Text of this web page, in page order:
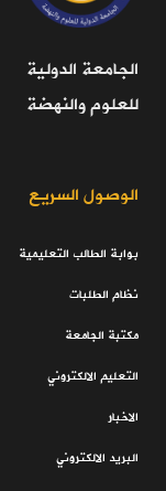
الجامعة الدولية
للعلوم والنهضة
الوصول السريع
بوابة الطالب التعليمية
نظام الطلبات
مكتبة الجامعة
التعليم الالكتروني
الاخبار
البريد الالكتروني